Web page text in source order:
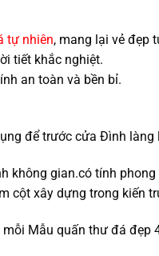
tự nhiên, mang lại vẻ đẹp
tiết khắc nghiệt.
an toàn và bền bỉ.
để trước cửa Đình
không gian.có tính phong
cột xây dựng trong kiến
Mẫu quấn thư đá đẹp